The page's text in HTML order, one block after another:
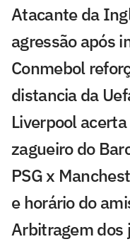
Atacante da
agressão após
Conmebol
distancia da
Liverpool
zagueiro do
PSG x
e horário do
Arbitragem dos